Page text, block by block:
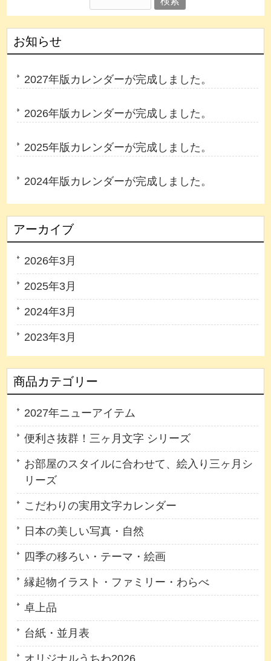
索:
お知らせ
2027年版カレンダーが完成しました。
2026年版カレンダーが完成しました。
2025年版カレンダーが完成しました。
2024年版カレンダーが完成しました。
アーカイブ
2026年3月
2025年3月
2024年3月
2023年3月
商品カテゴリー
2027年ニューアイテム
便利さ抜群！三ヶ月文字 シリーズ
お部屋のスタイルに合わせて、絵入り三ヶ月シ
リーズ
こだわりの実用文字カレンダー
日本の美しい写真・自然
四季の移ろい・テーマ・絵画
縁起物イラスト・ファミリー・わらべ
卓上品
台紙・並月表